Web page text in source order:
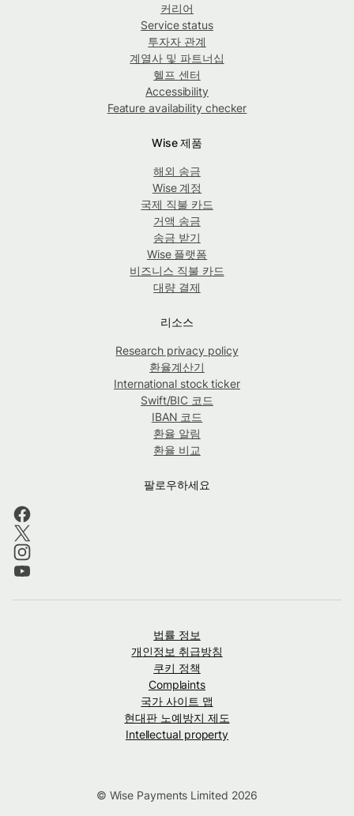
커리어
Service status
투자자 관계
계열사 및 파트너십
헬프 센터
Accessibility
Feature availability checker
Wise 제품
해외 송금
Wise 계정
국제 직불 카드
거액 송금
송금 받기
Wise 플랫폼
비즈니스 직불 카드
대량 결제
리소스
Research privacy policy
환율계산기
International stock ticker
Swift/BIC 코드
IBAN 코드
환율 알림
환율 비교
팔로우하세요
법률 정보
개인정보 취급방침
쿠키 정책
Complaints
국가 사이트 맵
현대판 노예방지 제도
Intellectual property
© Wise Payments Limited 2026